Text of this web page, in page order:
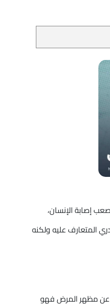
إصابة الإنسان،
المتعارف عليه ولكنه
عن مظهر المرض فهو